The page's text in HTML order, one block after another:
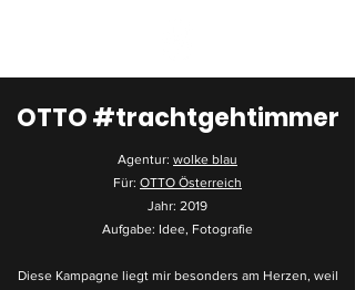
OTTO #trachtgehtimmer
Agentur: wolke blau
Für: OTTO Österreich
Jahr: 2019
Aufgabe: Idee, Fotografie
Diese Kampagne liegt mir besonders am Herzen, weil